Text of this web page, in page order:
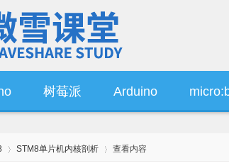
树莓派 Arduino
STM8单片机内核剖析 查看内容